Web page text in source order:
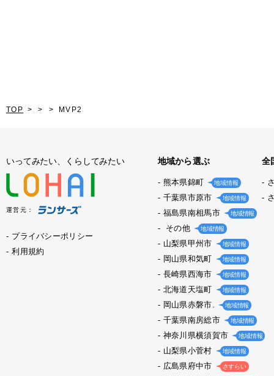
TOP MVP2
いってみたい、くらしてみたい
運営元：
プライバシーポリシー
利用規約
地域から選ぶ
熊本県錦町 地域情報
千葉県市原市 地域情報
福島県南相馬市 地域情報
その他 地域情報
山梨県甲州市 地域情報
岡山県和気町 地域情報
長崎県西海市 地域情報
北海道天塩町 地域情報
岡山県赤磐市. 地域情報
千葉県南房総市 地域情報
神奈川県横須賀市 地域情報
山梨県小菅村 地域情報
広島県府中市 さすらい
全